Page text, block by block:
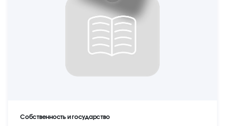
Собственность и государство